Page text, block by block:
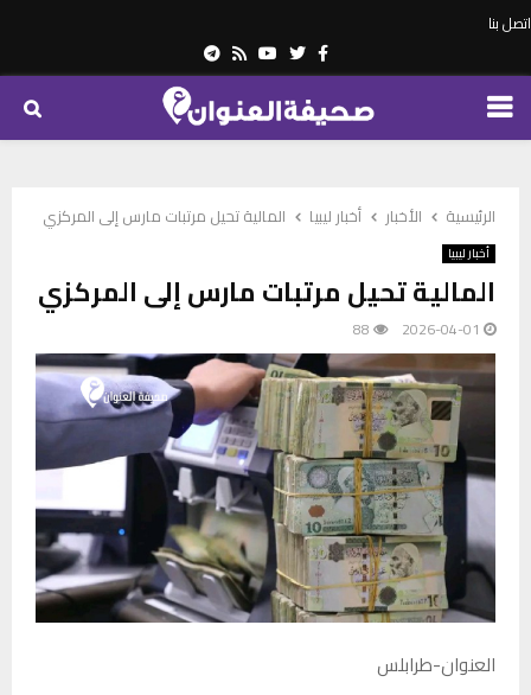
اتصل بنا
Facebook
Twitter
Youtube
Rss
Telegram
PRIMARY
الرئيسية الأخبار أخبار ليبيا المالية تحيل مرتبات مارس إلى المركزي
أخبار ليبيا
المالية تحيل مرتبات مارس إلى المركزي
2026-04-01
88
العنوان-طرابلس